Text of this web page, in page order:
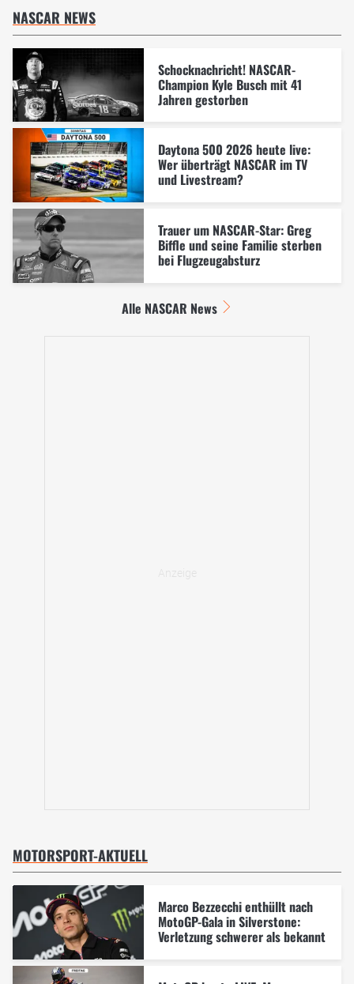
NASCAR NEWS
Schocknachricht! NASCAR-
Champion Kyle Busch mit 41
Jahren gestorben
Daytona 500 2026 heute live:
Wer überträgt NASCAR im TV
und Livestream?
Trauer um NASCAR-Star: Greg
Biffle und seine Familie sterben
bei Flugzeugabsturz
Alle NASCAR News
MOTORSPORT-AKTUELL
Marco Bezzecchi enthüllt nach
MotoGP-Gala in Silverstone:
Verletzung schwerer als bekannt